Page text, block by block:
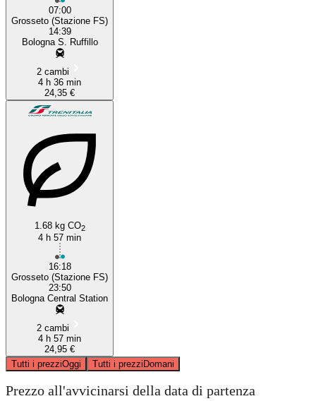
07:00
Grosseto (Stazione FS)
14:39
Bologna S. Ruffillo
2 cambi
4 h 36 min
24,35 €
1.68 kg CO2
4 h 57 min
16:18
Grosseto (Stazione FS)
23:50
Bologna Central Station
2 cambi
4 h 57 min
24,95 €
Tutti i prezziOggi Tutti i prezziDomani
Prezzo all'avvicinarsi della data di partenza